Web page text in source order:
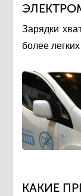
Зарядки
более
КАКИЕ